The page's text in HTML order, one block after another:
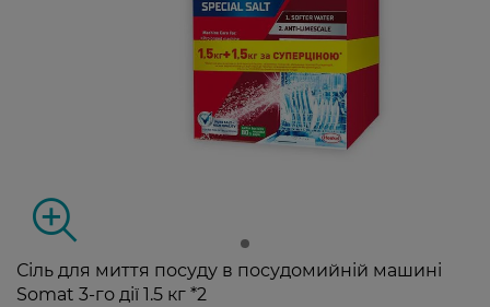
Сіль для миття посуду в посудомийній машині
Somat 3-го дії 1.5 кг *2